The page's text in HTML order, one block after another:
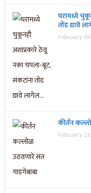
घरामध्ये
तोंड द्यावे
February
कीर्तन
February